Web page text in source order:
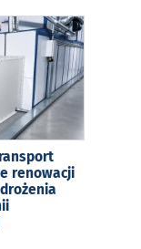
renowacji